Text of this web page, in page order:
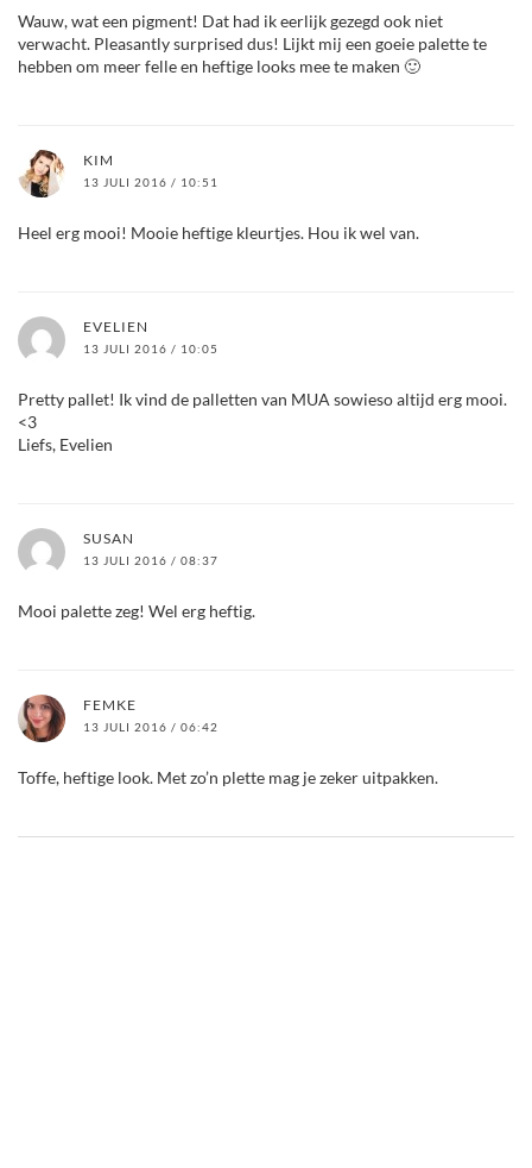
Wauw, wat een pigment! Dat had ik eerlijk gezegd ook niet
verwacht. Pleasantly surprised dus! Lijkt mij een goeie palette te
hebben om meer felle en heftige looks mee te maken 🙂
KIM
13 JULI 2016 / 10:51
Heel erg mooi! Mooie heftige kleurtjes. Hou ik wel van.
EVELIEN
13 JULI 2016 / 10:05
Pretty pallet! Ik vind de palletten van MUA sowieso altijd erg mooi.
<3
Liefs, Evelien
SUSAN
13 JULI 2016 / 08:37
Mooi palette zeg! Wel erg heftig.
FEMKE
13 JULI 2016 / 06:42
Toffe, heftige look. Met zo’n plette mag je zeker uitpakken.